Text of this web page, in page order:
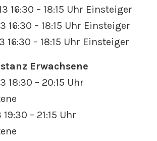
16:30 – 18:15 Uhr Einsteiger
16:30 – 18:15 Uhr Einsteiger
16:30 – 18:15 Uhr Einsteiger
Erwachsene
18:30 – 20:15 Uhr
– 21:15 Uhr